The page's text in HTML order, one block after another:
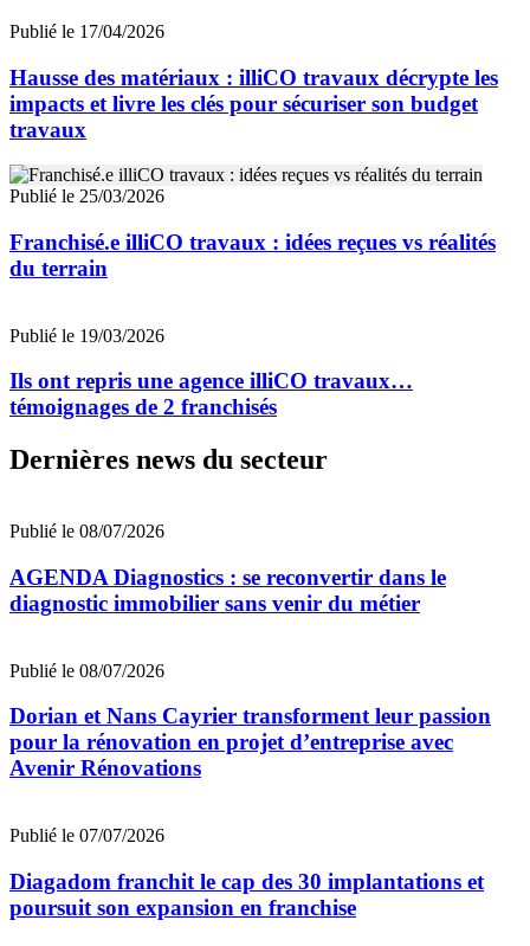
Publié le 17/04/2026
Hausse des matériaux : illiCO travaux décrypte les
impacts et livre les clés pour sécuriser son budget
travaux
Publié le 25/03/2026
Franchisé.e illiCO travaux : idées reçues vs réalités
du terrain
Publié le 19/03/2026
Ils ont repris une agence illiCO travaux…
témoignages de 2 franchisés
Dernières news du secteur
Publié le 08/07/2026
AGENDA Diagnostics : se reconvertir dans le
diagnostic immobilier sans venir du métier
Publié le 08/07/2026
Dorian et Nans Cayrier transforment leur passion
pour la rénovation en projet d’entreprise avec
Avenir Rénovations
Publié le 07/07/2026
Diagadom franchit le cap des 30 implantations et
poursuit son expansion en franchise